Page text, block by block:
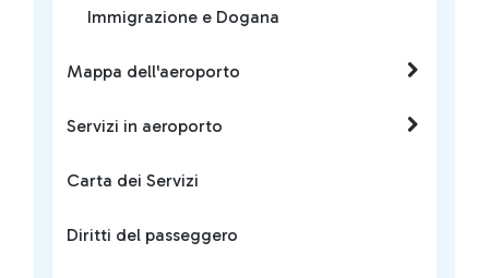
Immigrazione e Dogana
Mappa dell'aeroporto
Servizi in aeroporto
Carta dei Servizi
Diritti del passeggero